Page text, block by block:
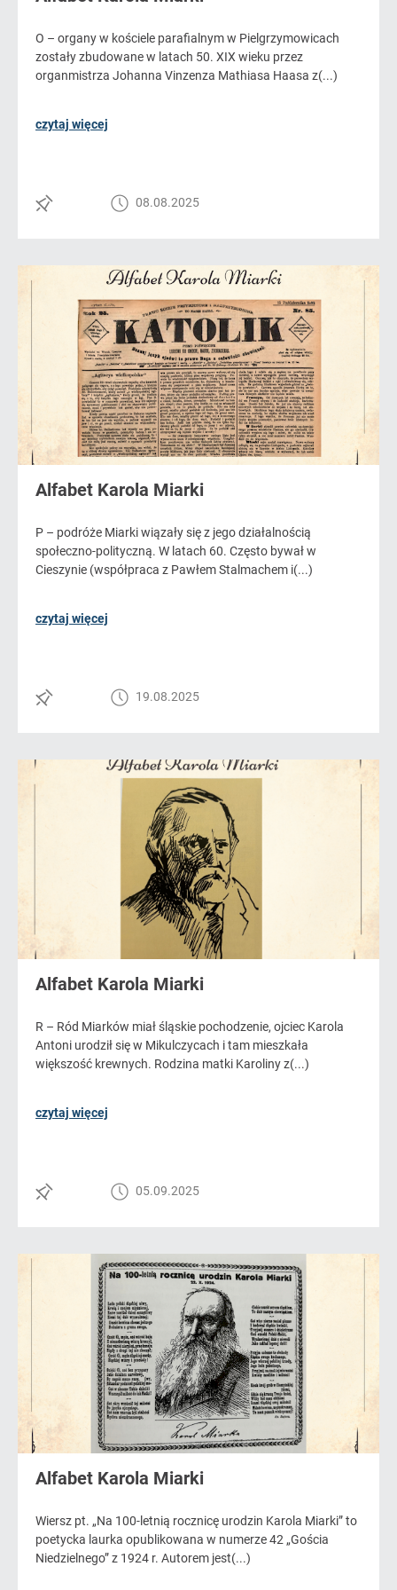
O – organy w kościele parafialnym w Pielgrzymowicach
zostały zbudowane w latach 50. XIX wieku przez
organmistrza Johanna Vinzenza Mathiasa Haasa z(...)
czytaj więcej
08.08.2025
Alfabet Karola Miarki
P – podróże Miarki wiązały się z jego działalnością
społeczno-polityczną. W latach 60. Często bywał w
Cieszynie (współpraca z Pawłem Stalmachem i(...)
czytaj więcej
19.08.2025
Alfabet Karola Miarki
R – Ród Miarków miał śląskie pochodzenie, ojciec Karola
Antoni urodził się w Mikulczycach i tam mieszkała
większość krewnych. Rodzina matki Karoliny z(...)
czytaj więcej
05.09.2025
Alfabet Karola Miarki
Wiersz pt. „Na 100-letnią rocznicę urodzin Karola Miarki” to
poetycka laurka opublikowana w numerze 42 „Gościa
Niedzielnego” z 1924 r. Autorem jest(...)